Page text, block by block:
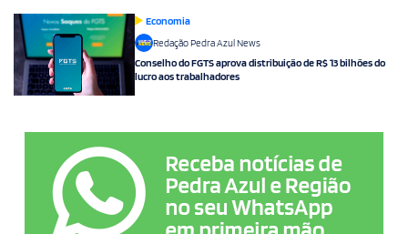
Economia
Redação Pedra Azul News
Conselho do FGTS aprova distribuição de R$ 13 bilhões do
lucro aos trabalhadores